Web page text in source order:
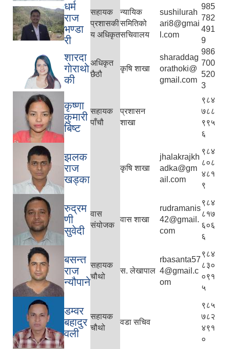
धर्म
राज
भण्डा
री
सहायक
प्रशासकी
य अधिकृत
न्यायिक
समितिको
सचिवालय
sushilurah
ari8@gmai
l.com
985
782
491
9
शारदा
गाेराथाे
की
अधिकृत
छैठौ
कृषि शाखा
sharaddag
orathoki@
gmail.com
986
700
520
3
कृष्णा
कुमारी
बिष्ट
सहायक
पाँचौ
प्रशासन
शाखा
९८४
७८८
९९५
६
झलक
राज
खड्का
कृषि शाखा
jhalakrajkh
adka@gm
ail.com
९८४
८०८
४८१
९
रुद्रम
णी
सुवेदी
वास
संयोजक
वास शाखा
rudramanis
42@gmail.
com
९८४
८१७
६०६
६
बसन्त
राज
न्यौपाने
सहायक
चौथो
स. लेखापाल
rbasanta57
4@gmail.c
om
९८४
८३०
०९१
५
डम्वर
बहादुर
वली
सहायक
चौथो
वडा सचिव
९८५
७८२
४९१
०